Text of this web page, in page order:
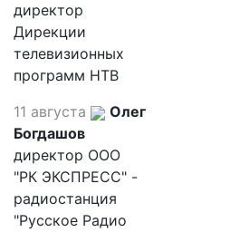
директор
Дирекции
телевизионных
программ НТВ
11 августа
Олег
Богдашов
директор ООО
"РК ЭКСПРЕСС" -
радиостанция
"Русское Радио